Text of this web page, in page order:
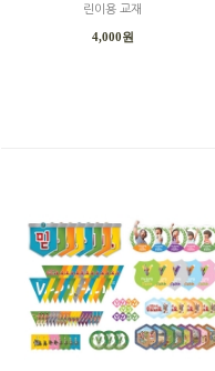
린이용 교재
4,000원